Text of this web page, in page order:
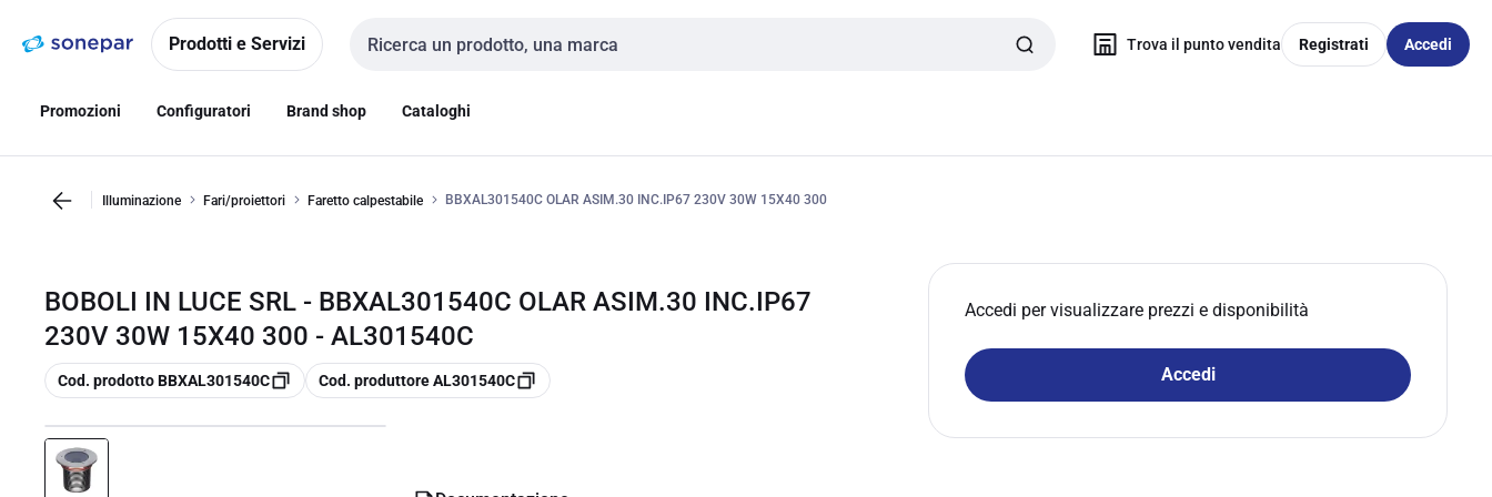
navigazionealla
Prodotti e Servizi
Cerca input
Trova il punto vendita Registrati Accedi
Promozioni Configuratori Brand shop Cataloghi
Illuminazione Fari/proiettori Faretto calpestabile BBXAL301540C OLAR ASIM.30 INC.IP67 230V 30W 15X40 300
BOBOLI IN LUCE SRL - BBXAL301540C OLAR ASIM.30 INC.IP67
230V 30W 15X40 300 - AL301540C
copia
Cod. prodotto BBXAL301540C copia
Cod. produttore AL301540C
Accedi per visualizzare prezzi e disponibilità
Accedi